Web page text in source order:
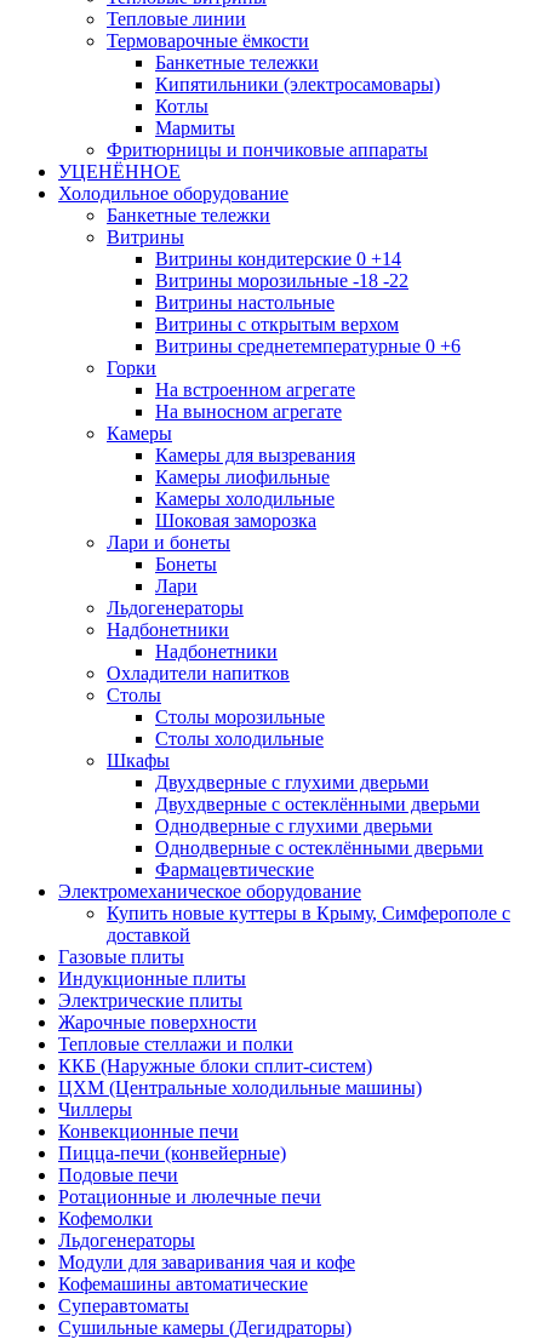
Тепловые линии
Термоварочные ёмкости
Банкетные тележки
Кипятильники (электросамовары)
Котлы
Мармиты
Фритюрницы и пончиковые аппараты
УЦЕНЁННОЕ
Холодильное оборудование
Банкетные тележки
Витрины
Витрины кондитерские 0 +14
Витрины морозильные -18 -22
Витрины настольные
Витрины с открытым верхом
Витрины среднетемпературные 0 +6
Горки
На встроенном агрегате
На выносном агрегате
Камеры
Камеры для вызревания
Камеры лиофильные
Камеры холодильные
Шоковая заморозка
Лари и бонеты
Бонеты
Лари
Льдогенераторы
Надбонетники
Надбонетники
Охладители напитков
Столы
Столы морозильные
Столы холодильные
Шкафы
Двухдверные с глухими дверьми
Двухдверные с остеклёнными дверьми
Однодверные с глухими дверьми
Однодверные с остеклёнными дверьми
Фармацевтические
Электромеханическое оборудование
Купить новые куттеры в Крыму, Симферополе с
доставкой
Газовые плиты
Индукционные плиты
Электрические плиты
Жарочные поверхности
Тепловые стеллажи и полки
ККБ (Наружные блоки сплит-систем)
ЦХМ (Центральные холодильные машины)
Чиллеры
Конвекционные печи
Пицца-печи (конвейерные)
Подовые печи
Ротационные и люлечные печи
Кофемолки
Льдогенераторы
Модули для заваривания чая и кофе
Кофемашины автоматические
Суперавтоматы
Сушильные камеры (Дегидраторы)